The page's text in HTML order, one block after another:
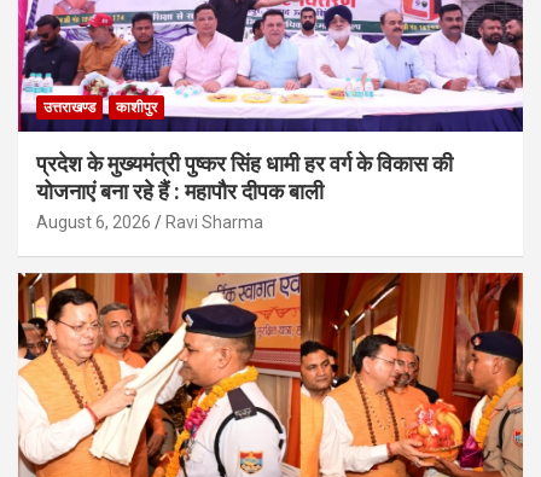
उत्तराखण्ड काशीपुर
प्रदेश के मुख्यमंत्री पुष्कर सिंह धामी हर वर्ग के विकास की
योजनाएं बना रहे हैं : महापौर दीपक बाली
August 6, 2026 Ravi Sharma